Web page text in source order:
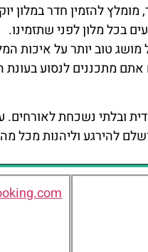
יוקרה 5 כוכבים הממוקם במרכז
בכל מלון לפני שתזמינו.
טוב יותר על איכות
מתכננים לנסוע בעונת
חוויה ייחודית ובלתי נשכחת
להירגע וליהנות מכל